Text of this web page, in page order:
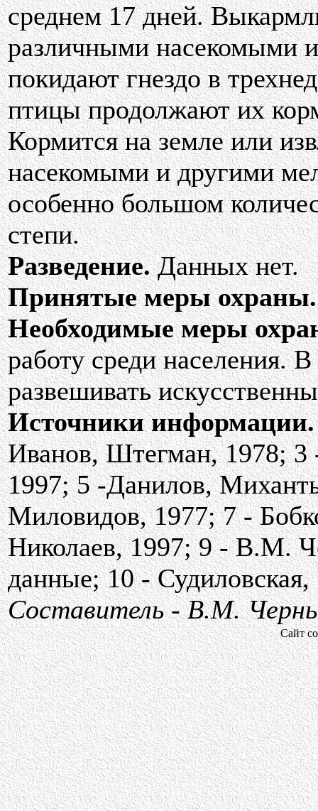
среднем 17 дней.
различными насекомыми
покидают гнездо в
птицы продолжают их
Кормится на земле или
насекомыми и другими
особенно большом
степи.
Разведение.Данных нет.
Принятые меры охраны.
Необходимые меры
работу среди населения.
развешивать
Источники информации.
Иванов, Штегман, 1978; 3
1997; 5 -Данилов,
Миловидов, 1977; 7 -
Николаев, 1997; 9 - В.М.
данные; 10 - Судиловская,
Составитель - В.М.
Сайт